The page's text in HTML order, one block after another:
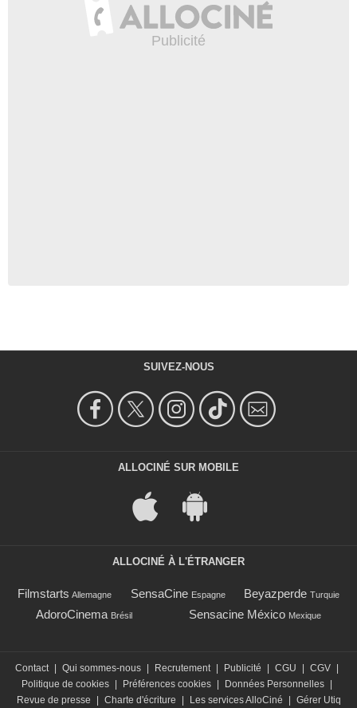
SUIVEZ-NOUS
ALLOCINÉ SUR MOBILE
ALLOCINÉ À L'ÉTRANGER
Filmstarts Allemagne SensaCine Espagne Beyazperde Turquie
AdoroCinema Brésil Sensacine México Mexique
Contact Qui sommes-nous Recrutement Publicité CGU CGV
Politique de cookies
Préférences cookies Données Personnelles
Revue de presse
Charte d'écriture Les services AlloCiné Gérer Utiq